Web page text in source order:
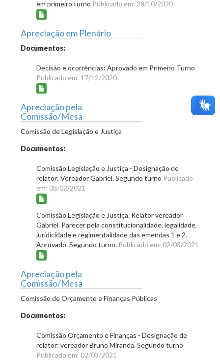
em primeiro turno Publicado em: 28/10/2020
Apreciação em Plenário
Documentos:
Decisão e ocorrências: Aprovado em Primeiro Turno
Publicado em: 17/12/2020
Apreciação pela
Comissão/Mesa
Comissão de Legislação e Justiça
Documentos:
Comissão Legislação e Justiça - Designação de
relator: Vereador Gabriel. Segundo turno Publicado
em: 08/02/2021
Comissão Legislação e Justiça. Relator vereador
Gabriel. Parecer pela constitucionalidade, legalidade,
juridicidade e regimentalidade das emendas 1 e 2.
Aprovado. Segundo turno. Publicado em: 02/03/2021
Apreciação pela
Comissão/Mesa
Comissão de Orçamento e Finanças Públicas
Documentos:
Comissão Orçamento e Finanças - Designação de
relator: vereador Bruno Miranda. Segundo turno
Publicado em: 02/03/2021